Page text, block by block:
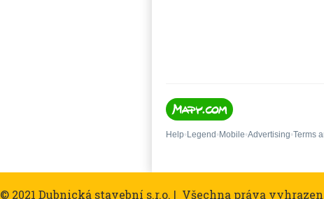
© 2021 Dubnická stavební s.r.o. | Všechna práva